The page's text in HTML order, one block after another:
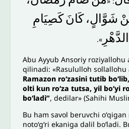
شَوَّالٍ، كَانَ كَصِيَامِ
الدَّهْرِ ».
Abu Ayyub Ansoriy
qilinadi: «Rasululloh
Ramazon roʻzasini tutib
olti kun roʻza tutsa, yil boʻyi
boʻladi”, dedilar» (Sahihi
Bu ham savol beruvchi oʻqigan
notoʻgʻri ekaniga dalil boʻladi.